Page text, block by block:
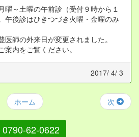
曜～土曜の午前診（受付９時から１
午後診はひきつづき火曜・金曜のみ
医師の外来日が変更されました。
内をご覧ください。
2017/ 4/ 3
ホーム 次
0790-62-0622